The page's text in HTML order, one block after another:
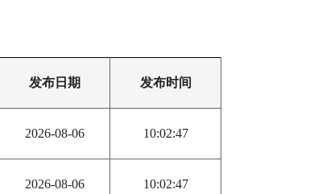
发布日期 发布时间
2026-08-06 10:02:47
2026-08-06 10:02:47